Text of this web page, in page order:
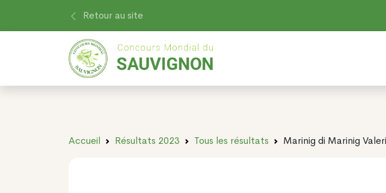
Retour au site
Accueil Résultats 2023 Tous les résultats Marinig di Marinig